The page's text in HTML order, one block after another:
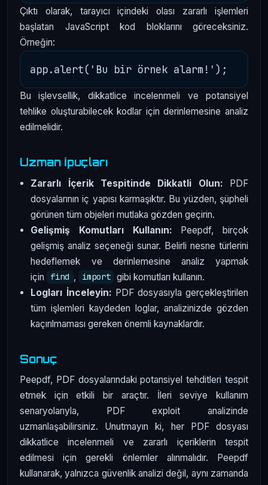
Çıktı olarak, tarayıcı içindeki olası zararlı işlemleri
başlatan JavaScript kod bloklarını göreceksiniz.
Örneğin:
Bu işlevsellik, dikkatlice incelenmeli ve potansiyel
tehlike oluşturabilecek kodlar için derinlemesine analiz
edilmelidir.
Uzman İpuçları
Zararlı İçerik Tespitinde Dikkatli Olun: PDF
dosyalarının iç yapısı karmaşıktır. Bu yüzden, şüpheli
görünen tüm objeleri mutlaka gözden geçirin.
Gelişmiş Komutları Kullanın: Peepdf, birçok
gelişmiş analiz seçeneği sunar. Belirli nesne türlerini
hedeflemek ve derinlemesine analiz yapmak
için
find , import gibi komutları kullanın.
Logları İnceleyin: PDF dosyasıyla gerçekleştirilen
tüm işlemleri kaydeden loglar, analizinizde gözden
kaçırılmaması gereken önemli kaynaklardır.
Sonuç
Peepdf, PDF dosyalarındaki potansiyel tehditleri tespit
etmek için etkili bir araçtır. İleri seviye kullanım
senaryolarıyla, PDF exploit analizinde
uzmanlaşabilirsiniz. Unutmayın ki, her PDF dosyası
dikkatlice incelenmeli ve zararlı içeriklerin tespit
edilmesi için gerekli önlemler alınmalıdır. Peepdf
kullanarak, yalnızca güvenlik analizi değil, aynı zamanda